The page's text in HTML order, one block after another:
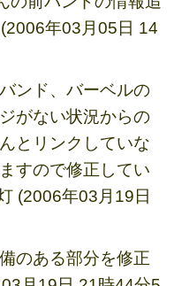
年03月05日 14
ンド、バーベルの
がない状況からの
とリンクしていな
すので修正してい
(2006年03月19日
のある部分を修正